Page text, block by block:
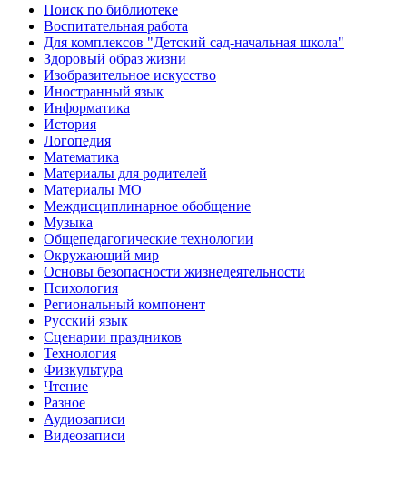
Поиск по библиотеке
Воспитательная работа
Для комплексов "Детский сад-начальная школа"
Здоровый образ жизни
Изобразительное искусство
Иностранный язык
Информатика
История
Логопедия
Математика
Материалы для родителей
Материалы МО
Междисциплинарное обобщение
Музыка
Общепедагогические технологии
Окружающий мир
Основы безопасности жизнедеятельности
Психология
Региональный компонент
Русский язык
Сценарии праздников
Технология
Физкультура
Чтение
Разное
Аудиозаписи
Видеозаписи